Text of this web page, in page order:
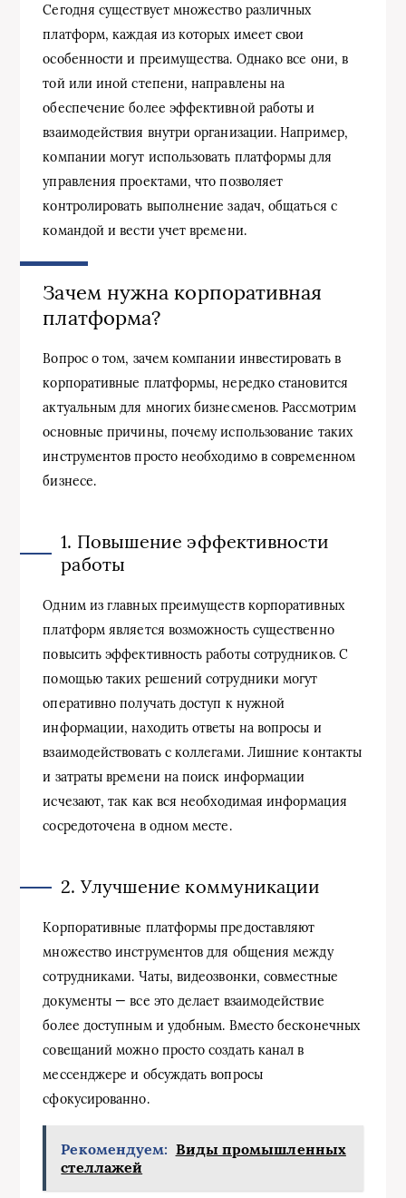
Сегодня существует множество различных
платформ, каждая из которых имеет свои
особенности и преимущества. Однако все они, в
той или иной степени, направлены на
обеспечение более эффективной работы и
взаимодействия внутри организации. Например,
компании могут использовать платформы для
управления проектами, что позволяет
контролировать выполнение задач, общаться с
командой и вести учет времени.
Зачем нужна корпоративная
платформа?
Вопрос о том, зачем компании инвестировать в
корпоративные платформы, нередко становится
актуальным для многих бизнесменов. Рассмотрим
основные причины, почему использование таких
инструментов просто необходимо в современном
бизнесе.
1. Повышение эффективности
работы
Одним из главных преимуществ корпоративных
платформ является возможность существенно
повысить эффективность работы сотрудников. С
помощью таких решений сотрудники могут
оперативно получать доступ к нужной
информации, находить ответы на вопросы и
взаимодействовать с коллегами. Лишние контакты
и затраты времени на поиск информации
исчезают, так как вся необходимая информация
сосредоточена в одном месте.
2. Улучшение коммуникации
Корпоративные платформы предоставляют
множество инструментов для общения между
сотрудниками. Чаты, видеозвонки, совместные
документы — все это делает взаимодействие
более доступным и удобным. Вместо бесконечных
совещаний можно просто создать канал в
мессенджере и обсуждать вопросы
сфокусированно.
Рекомендуем: Виды промышленных
стеллажей